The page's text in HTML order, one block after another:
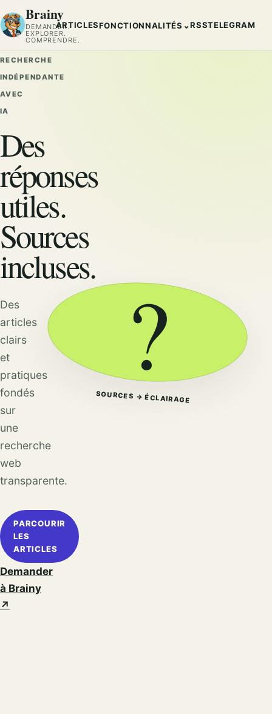
Brainy
DEMANDER.
EXPLORER.
COMPRENDRE.
ARTICLESFONCTIONNALITÉS ⌄RSSTELEGRAM
RECHERCHE
INDÉPENDANTE
AVEC
IA
Des
réponses
utiles.
Sources
incluses.
Des
articles
clairs
et
pratiques
fondés
sur
une
recherche
web
transparente.
PARCOURIR
LES
ARTICLES
Demander
à Brainy
↗
?
SOURCES → ÉCLAIRAGE